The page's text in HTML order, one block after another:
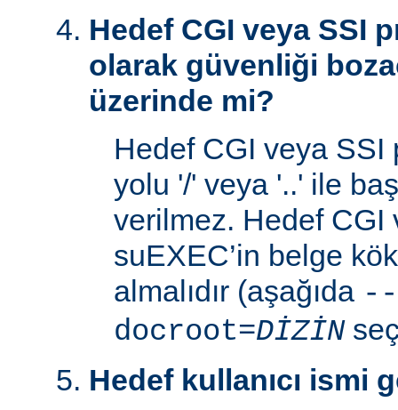
Hedef CGI veya SSI
olarak güvenliği
üzerinde mi?
Hedef CGI veya SSI
yolu '/' veya '..' ile
verilmez. Hedef CGI
suEXEC’in belge
almalıdır (aşağıda
docroot=DİZİN
Hedef kullanıcı ismi